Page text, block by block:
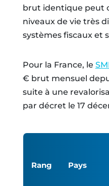
brut identique peut
niveaux de vie très
systèmes fiscaux et
Pour la France, le
€ brut mensuel
suite à une
par décret le 17
Rang Pays